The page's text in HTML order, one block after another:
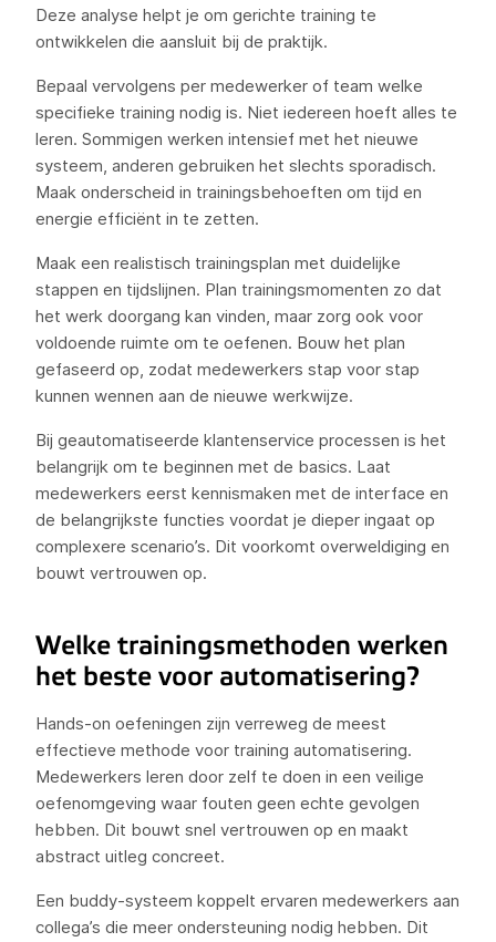
Deze analyse helpt je om gerichte training te
ontwikkelen die aansluit bij de praktijk.
Bepaal vervolgens per medewerker of team welke
specifieke training nodig is. Niet iedereen hoeft alles te
leren. Sommigen werken intensief met het nieuwe
systeem, anderen gebruiken het slechts sporadisch.
Maak onderscheid in trainingsbehoeften om tijd en
energie efficiënt in te zetten.
Maak een realistisch trainingsplan met duidelijke
stappen en tijdslijnen. Plan trainingsmomenten zo dat
het werk doorgang kan vinden, maar zorg ook voor
voldoende ruimte om te oefenen. Bouw het plan
gefaseerd op, zodat medewerkers stap voor stap
kunnen wennen aan de nieuwe werkwijze.
Bij geautomatiseerde klantenservice processen is het
belangrijk om te beginnen met de basics. Laat
medewerkers eerst kennismaken met de interface en
de belangrijkste functies voordat je dieper ingaat op
complexere scenario’s. Dit voorkomt overweldiging en
bouwt vertrouwen op.
Welke trainingsmethoden werken
het beste voor automatisering?
Hands-on oefeningen zijn verreweg de meest
effectieve methode voor training automatisering.
Medewerkers leren door zelf te doen in een veilige
oefenomgeving waar fouten geen echte gevolgen
hebben. Dit bouwt snel vertrouwen op en maakt
abstract uitleg concreet.
Een buddy-systeem koppelt ervaren medewerkers aan
collega’s die meer ondersteuning nodig hebben. Dit